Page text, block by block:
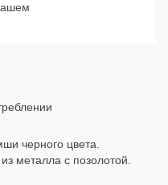
черного цвета.
металла с позолотой.